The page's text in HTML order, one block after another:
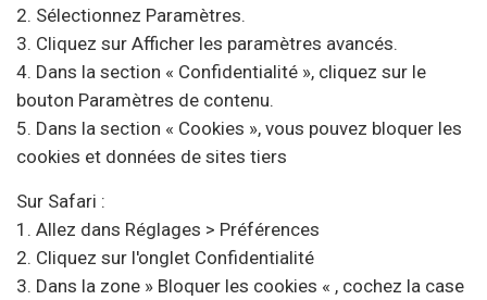
2. Sélectionnez Paramètres.
3. Cliquez sur Afficher les paramètres avancés.
4. Dans la section « Confidentialité », cliquez sur le
bouton Paramètres de contenu.
5. Dans la section « Cookies », vous pouvez bloquer les
cookies et données de sites tiers
Sur Safari :
1. Allez dans Réglages > Préférences
2. Cliquez sur l'onglet Confidentialité
3. Dans la zone » Bloquer les cookies « , cochez la case